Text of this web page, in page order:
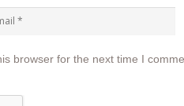
browser for the next time I